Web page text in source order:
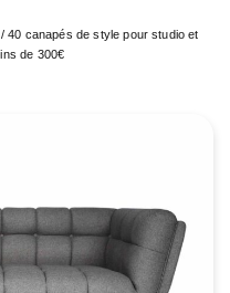
/40 canapés de style pour studio et
de 300€